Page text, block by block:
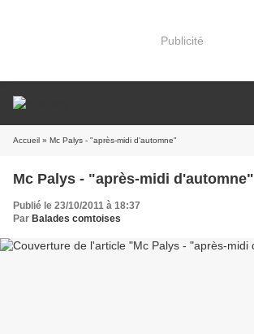
Publicité
Accueil » Mc Palys - "après-midi d'automne"
Mc Palys - "après-midi d'automne"
Publié le 23/10/2011 à 18:37
Par Balades comtoises